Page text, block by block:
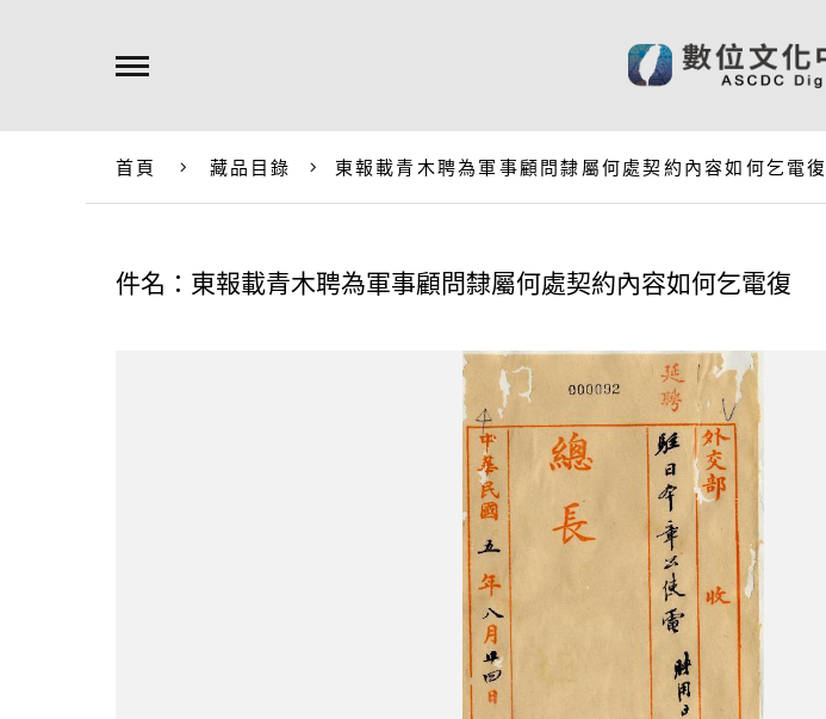
首頁 藏品目錄 東報載青木聘為軍事顧問隸屬何處契約內容如何乞電復
件名：東報載青木聘為軍事顧問隸屬何處契約內容如何乞電復